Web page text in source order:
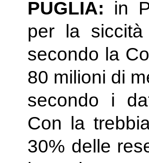
PUGLIA: in
per la
secondo la
80 milioni di
secondo i
Con la
30% delle